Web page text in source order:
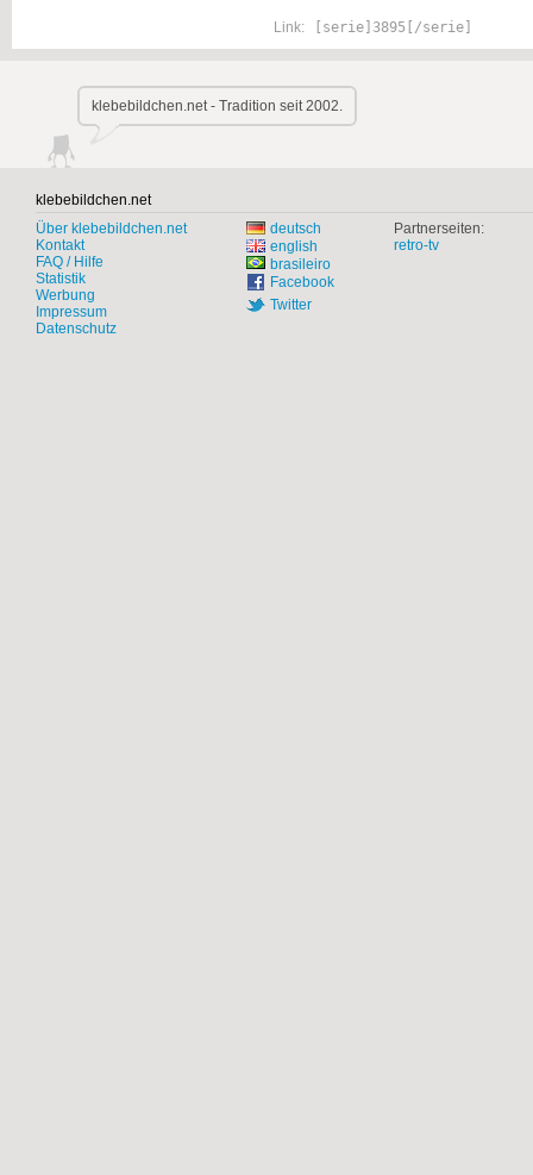
Link: [serie]3895[/serie]
klebebildchen.net - Tradition seit 2002.
klebebildchen.net
Über klebebildchen.net
Kontakt
FAQ / Hilfe
Statistik
Werbung
Impressum
Datenschutz
deutsch
english
brasileiro
Facebook
Twitter
Partnerseiten:
retro-tv